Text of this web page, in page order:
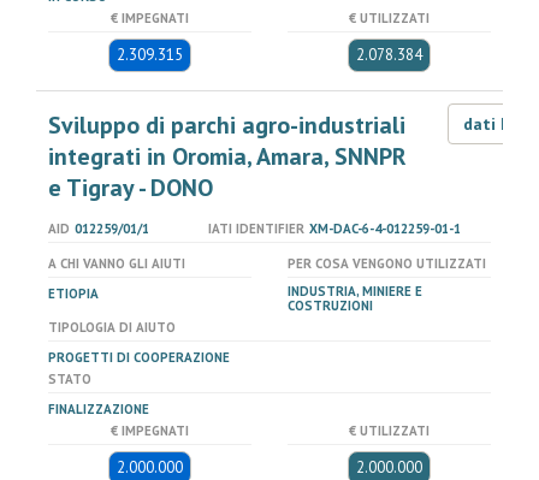
€ IMPEGNATI
2.309.315
€ UTILIZZATI
2.078.384
Sviluppo di parchi agro-industriali
integrati in Oromia, Amara, SNNPR
e Tigray - DONO
dati LOD
AID 012259/01/1 IATI IDENTIFIER XM-DAC-6-4-012259-01-1
A CHI VANNO GLI AIUTI
ETIOPIA
PER COSA VENGONO UTILIZZATI
INDUSTRIA, MINIERE E
COSTRUZIONI
TIPOLOGIA DI AIUTO
PROGETTI DI COOPERAZIONE
STATO
FINALIZZAZIONE
€ IMPEGNATI
2.000.000
€ UTILIZZATI
2.000.000